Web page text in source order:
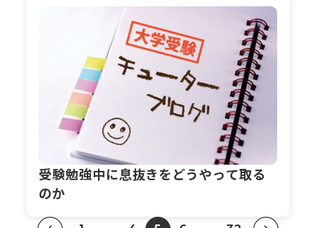
受験勉強中に息抜きをどうやって取る
のか